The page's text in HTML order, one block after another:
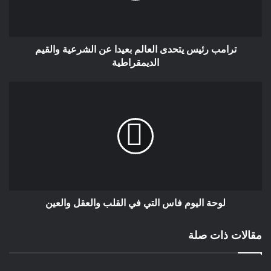
سحاب، قد يحرم هؤلاء المحبين لوطنهم
حتى من ذلك “الفرح العابر” الذي استماتوا
أمام جبل من الخسارات المضاعفة؛
خسارة كروية تكسر الخاطر، وخسارة
أعمق تتعلق بأسئلة “الأولويات” الضائعة.
بثقل ضرائب قروض التجهيزات والمنشآت
التي شُيدت بصخب، والتي سؤديها من
قوته اليومي، لتتحول في حال الهزيمة إلى
نصب تذكارية تذكرهم بضياع البوصلة.
ترامب رئيس يتحدى العالم بعيدا عن الشرعية والقيم
الديمقراطية
لوحة اليوم فاس التي في القلب والعقل والعين
مقالات ذات صلة